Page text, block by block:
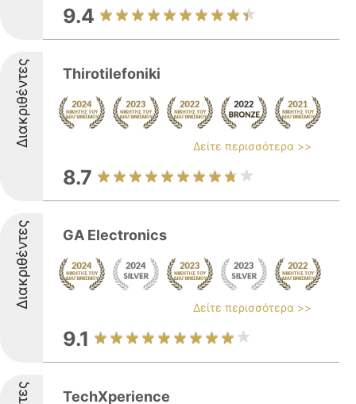
9.4
Διακριθέντες Thirotilefoniki
Δείτε περισσότερα >>
8.7
Διακριθέντες GA Electronics
Δείτε περισσότερα >>
9.1
TechXperience